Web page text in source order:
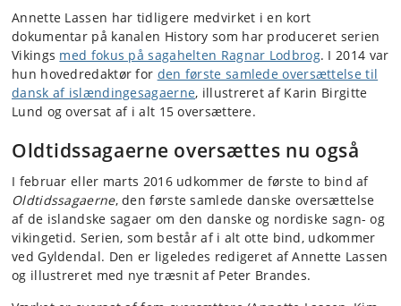
Annette Lassen har tidligere medvirket i en kort
dokumentar på kanalen History som har produceret serien
Vikings med fokus på sagahelten Ragnar Lodbrog. I 2014 var
hun hovedredaktør for den første samlede oversættelse til
dansk af islændingesagaerne, illustreret af Karin Birgitte
Lund og oversat af i alt 15 oversættere.
Oldtidssagaerne oversættes nu også
I februar eller marts 2016 udkommer de første to bind af
Oldtidssagaerne, den første samlede danske oversættelse
af de islandske sagaer om den danske og nordiske sagn- og
vikingetid. Serien, som består af i alt otte bind, udkommer
ved Gyldendal. Den er ligeledes redigeret af Annette Lassen
og illustreret med nye træsnit af Peter Brandes.